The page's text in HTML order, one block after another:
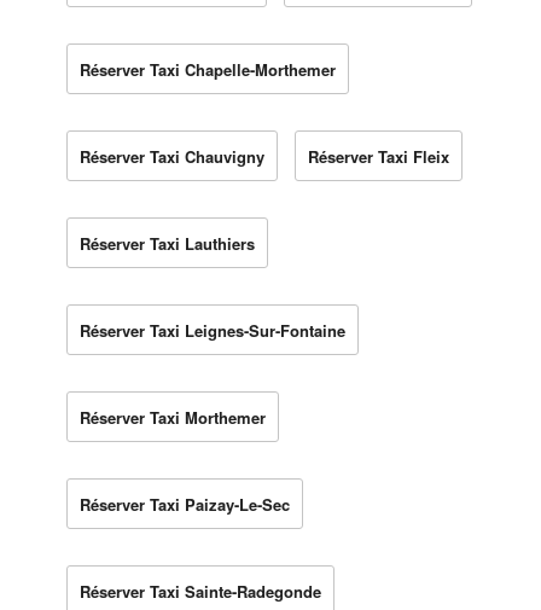
Réserver Taxi Chapelle-Morthemer
Réserver Taxi Chauvigny Réserver Taxi Fleix
Réserver Taxi Lauthiers
Réserver Taxi Leignes-Sur-Fontaine
Réserver Taxi Morthemer
Réserver Taxi Paizay-Le-Sec
Réserver Taxi Sainte-Radegonde